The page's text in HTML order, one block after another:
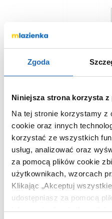
Zgoda
Niniejsza strona korzysta
Na tej stronie korzystamy z
cookie oraz innych
korzystać ze wszystkich
usług, analizować oraz
za pomocą plików cookie
użytkownikach, wzorcach
Klikając „Akceptuj
udostępniasz za pomocą
informacje dla
Paffoni Level
stojąca chrom
Nr katalogowy: LEA877CR